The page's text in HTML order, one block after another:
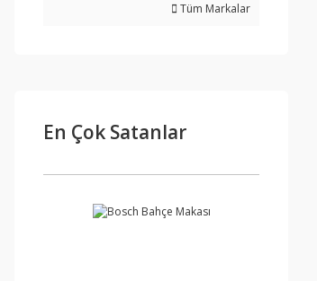
Tüm Markalar
En Çok Satanlar